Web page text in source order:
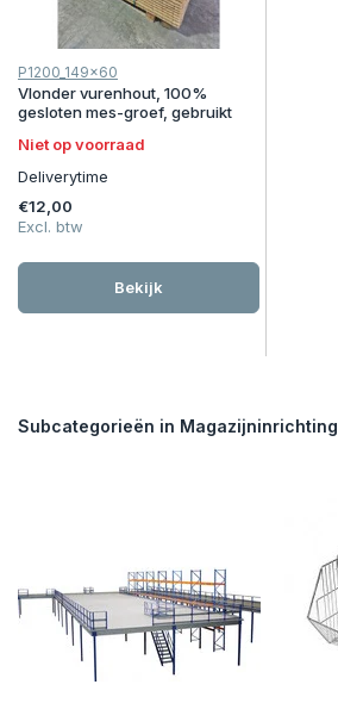
P1200_149x60
Vlonder vurenhout, 100%
gesloten mes-groef, gebruikt
Niet op voorraad
Deliverytime
€12,00
Excl. btw
Bekijk
Subcategorieën in Magazijninrichting